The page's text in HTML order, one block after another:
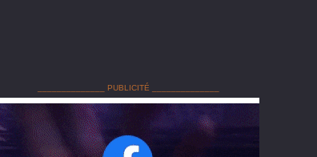
______________ PUBLICITÉ ______________